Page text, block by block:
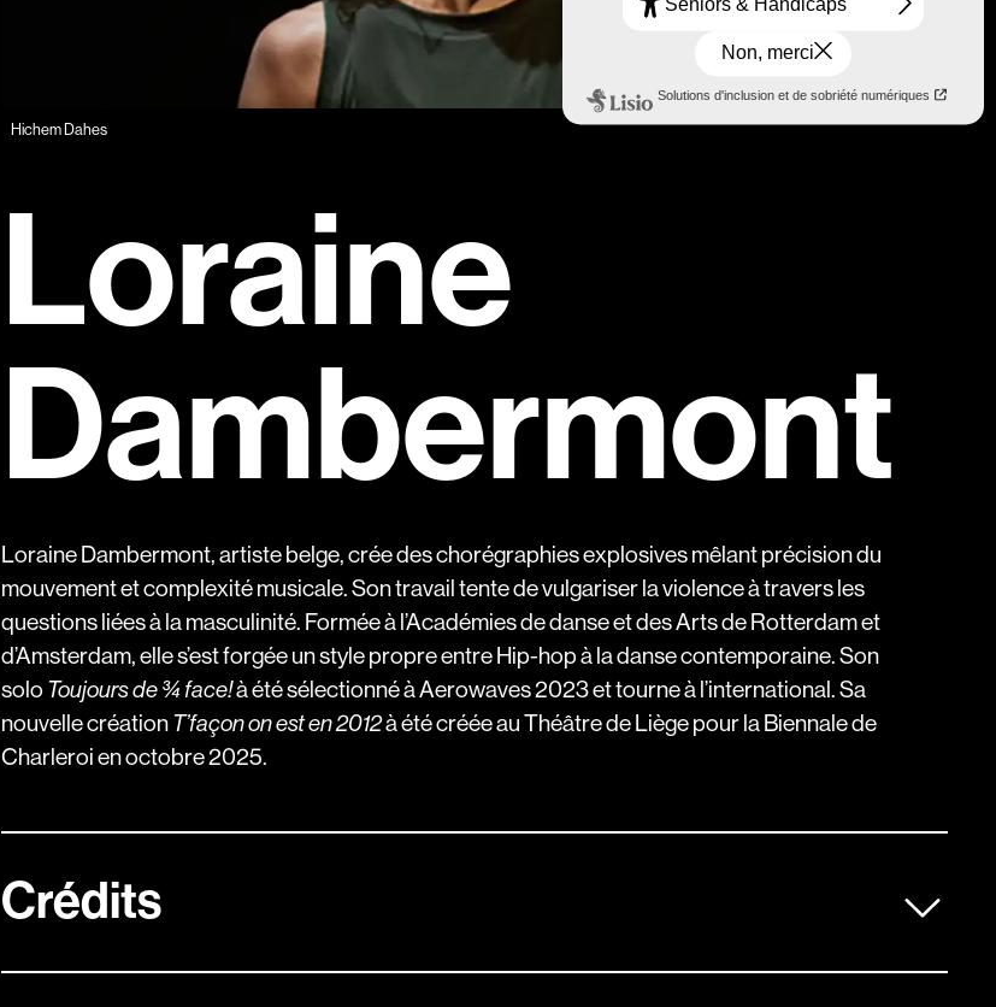
Hichem Dahes
Loraine
Dambermont
Loraine Dambermont, artiste belge, crée des chorégraphies explosives mêlant précision du
mouvement et complexité musicale. Son travail tente de vulgariser la violence à travers les
questions liées à la masculinité. Formée à l’Académies de danse et des Arts de Rotterdam et
d’Amsterdam, elle s’est forgée un style propre entre Hip-hop à la danse contemporaine. Son
solo Toujours de ¾ face!à été sélectionné à Aerowaves 2023 et tourne à l’international. Sa
nouvelle créationT’façon on est en 2012à été créée au Théâtre de Liège pour la Biennale de
Charleroi en octobre 2025.
Crédits